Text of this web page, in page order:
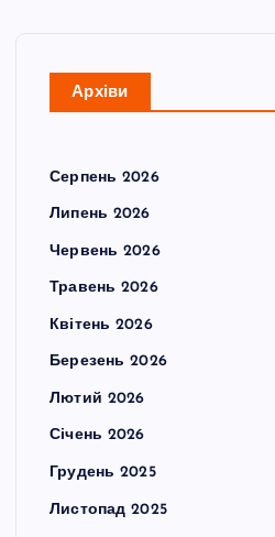
Архіви
Серпень 2026
Липень 2026
Червень 2026
Травень 2026
Квітень 2026
Березень 2026
Лютий 2026
Січень 2026
Грудень 2025
Листопад 2025